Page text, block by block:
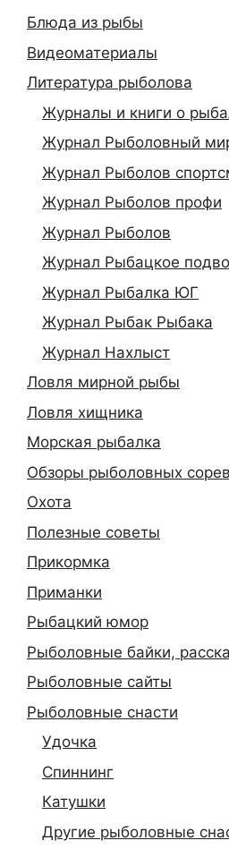
Блюда из рыбы
Видеоматериалы
Литература рыболова
Журналы и книги о
Журнал Рыболовный
Журнал Рыболов
Журнал Рыболов профи
Журнал Рыболов
Журнал Рыбацкое
Журнал Рыбалка ЮГ
Журнал Рыбак Рыбака
Журнал Нахлыст
Ловля мирной рыбы
Ловля хищника
Морская рыбалка
Обзоры рыболовных
Охота
Полезные советы
Прикормка
Приманки
Рыбацкий юмор
Рыболовные байки,
Рыболовные сайты
Рыболовные снасти
Удочка
Спиннинг
Катушки
Другие рыболовные